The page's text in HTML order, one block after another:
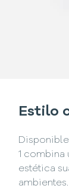
Estilo
1 combina
estética
ambientes.